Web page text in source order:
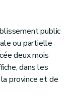
public
ou partielle
deux mois
dans les
province et de